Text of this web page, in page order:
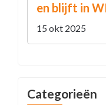
en blijft in
15 okt 2025
Categorieën